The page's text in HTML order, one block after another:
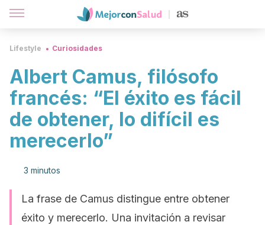
Lifestyle Curiosidades
Albert Camus, filósofo
francés: “El éxito es fácil
de obtener, lo difícil es
merecerlo”
3 minutos
La frase de Camus distingue entre obtener
éxito y merecerlo. Una invitación a revisar